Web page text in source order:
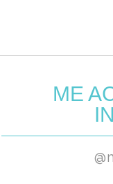
ME